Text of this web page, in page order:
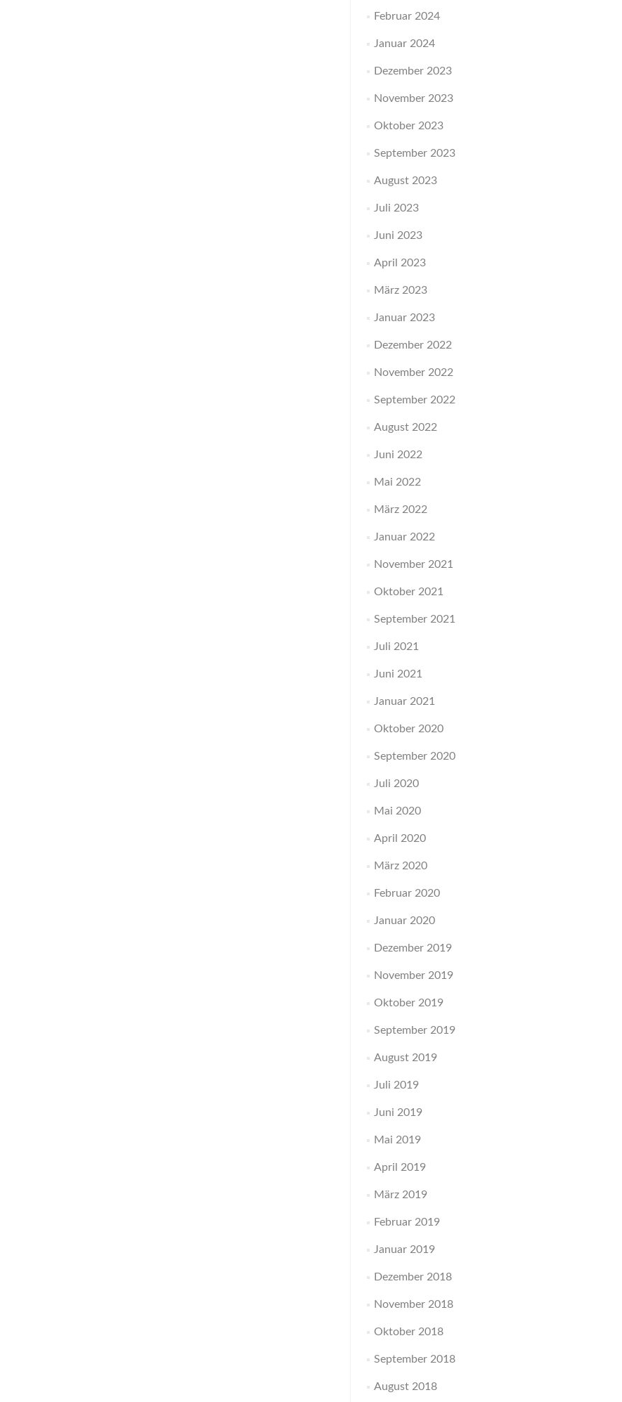
Februar 2024
Januar 2024
Dezember 2023
November 2023
Oktober 2023
September 2023
August 2023
Juli 2023
Juni 2023
April 2023
März 2023
Januar 2023
Dezember 2022
November 2022
September 2022
August 2022
Juni 2022
Mai 2022
März 2022
Januar 2022
November 2021
Oktober 2021
September 2021
Juli 2021
Juni 2021
Januar 2021
Oktober 2020
September 2020
Juli 2020
Mai 2020
April 2020
März 2020
Februar 2020
Januar 2020
Dezember 2019
November 2019
Oktober 2019
September 2019
August 2019
Juli 2019
Juni 2019
Mai 2019
April 2019
März 2019
Februar 2019
Januar 2019
Dezember 2018
November 2018
Oktober 2018
September 2018
August 2018